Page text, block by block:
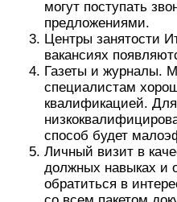
могут поступать
предложениями.
Центры занятости
вакансиях
Газеты и журналы.
специалистам
квалификацией.
способ будет
Личный визит в
должных навыках и
обратиться в